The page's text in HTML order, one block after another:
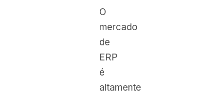
O
mercado
de
ERP
é
altamente